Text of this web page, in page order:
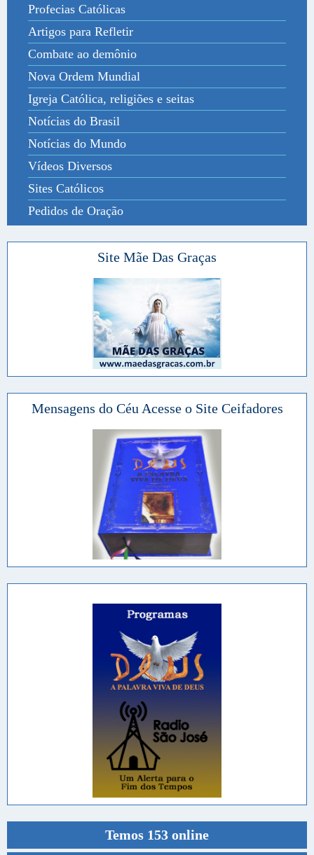
Profecias Católicas
Artigos para Refletir
Combate ao demônio
Nova Ordem Mundial
Igreja Católica, religiões e seitas
Notícias do Brasil
Notícias do Mundo
Vídeos Diversos
Sites Católicos
Pedidos de Oração
Site Mãe Das Graças
Mensagens do Céu Acesse o Site Ceifadores
Temos 153 online